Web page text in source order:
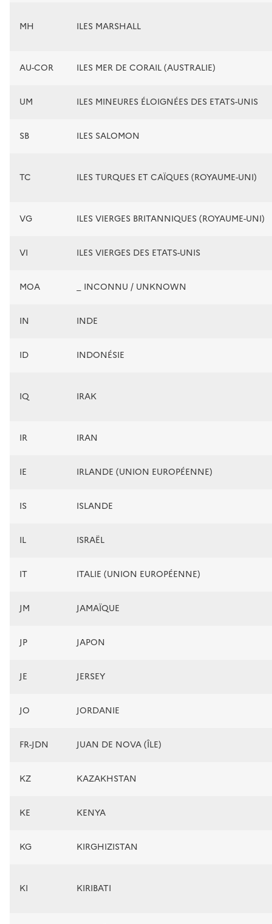
MH ILES MARSHALL
AU-COR ILES MER DE CORAIL (AUSTRALIE)
UM ILES MINEURES ÉLOIGNÉES DES ETATS-UNIS
SB ILES SALOMON
TC ILES TURQUES ET CAÏQUES (ROYAUME-UNI)
VG ILES VIERGES BRITANNIQUES (ROYAUME-UNI)
VI ILES VIERGES DES ETATS-UNIS
MOA _ INCONNU / UNKNOWN
IN INDE
ID INDONÉSIE
IQ IRAK
IR IRAN
IE IRLANDE (UNION EUROPÉENNE)
IS ISLANDE
IL ISRAËL
IT ITALIE (UNION EUROPÉENNE)
JM JAMAÏQUE
JP JAPON
JE JERSEY
JO JORDANIE
FR-JDN JUAN DE NOVA (ÎLE)
KZ KAZAKHSTAN
KE KENYA
KG KIRGHIZISTAN
KI KIRIBATI